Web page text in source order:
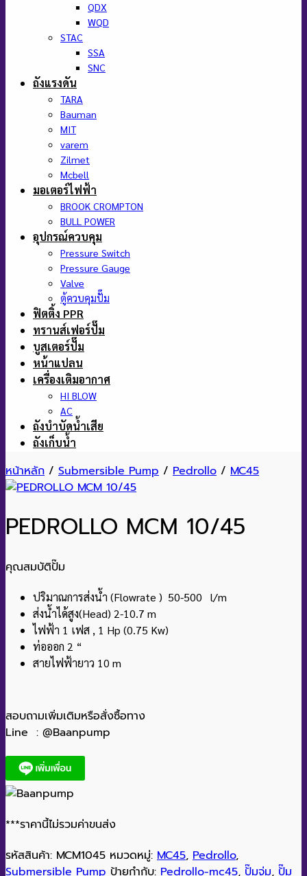
QDX
WQD
STAC
SSA
SNC
ถังแรงดัน
TARA
Bauman
MIT
varem
Zilmet
Mcbell
มอเตอร์ไฟฟ้า
BROOK CROMPTON
BULL POWER
อุปกรณ์ควบคุม
Pressure Switch
Pressure Gauge
Valve
ตู้ควบคุมปั๊ม
ฟิตติ้ง PPR
ทรานส์เฟอร์ปั๊ม
บูสเตอร์ปั๊ม
หน้าแปลน
เครื่องเติมอากาศ
HI BLOW
AC
ถังบำบัดน้ำเสีย
ถังเก็บน้ำ
หน้าหลัก / Submersible Pump / Pedrollo / MC45
PEDROLLO MCM 10/45
คุณสมบัติปั๊ม
ปริมาณการส่งน้ำ (Flowrate ) 50-500 l/m
ส่งน้ำได้สูง(Head) 2-10.7 m
ไฟฟ้า 1 เฟส , 1 Hp (0.75 Kw)
ท่อออก 2 “
สายไฟฟ้ายาว 10 m
สอบถามเพิ่มเติมหรือสั่งซื้อทาง
Line : @Baanpump
***ราคานี้ไม่รวมค่าขนส่ง
รหัสสินค้า: MCM1045 หมวดหมู่: MC45, Pedrollo,
Submersible Pump ป้ายกำกับ: Pedrollo-mc45, ปั๊มจุ่ม, ปั๊ม